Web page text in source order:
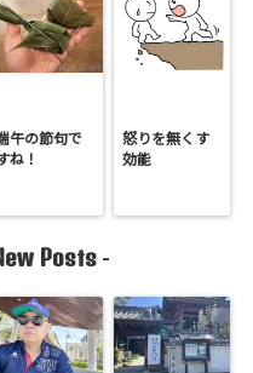
午の節句で
ね！
怒りを無くす
効能
Posts -